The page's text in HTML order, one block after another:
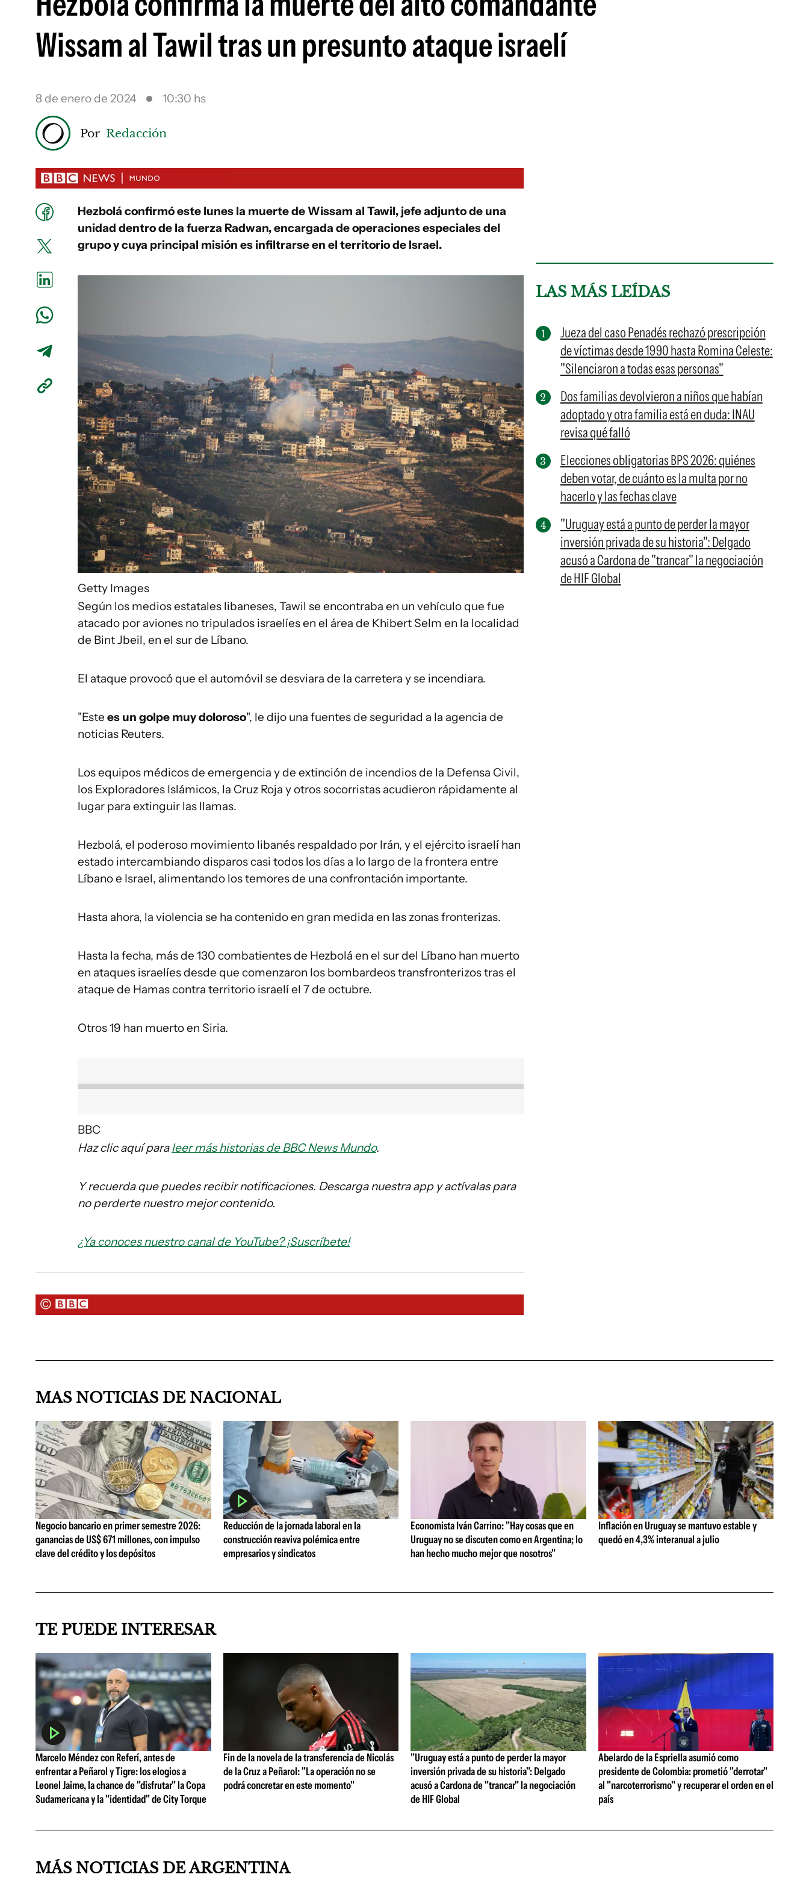
Wissam al Tawil tras un presunto ataque israelí
8 de enero de 2024 10:30 hs
Por Redacción
Hezbolá confirmó este lunes la muerte de Wissam al Tawil, jefe adjunto de una
unidad dentro de la fuerza Radwan, encargada de operaciones especiales del
grupo y cuya principal misión es infiltrarse en el territorio de Israel.
Getty Images
Según los medios estatales libaneses, Tawil se encontraba en un vehículo que fue
atacado por aviones no tripulados israelíes en el área de Khibert Selm en la localidad
de Bint Jbeil, en el sur de Líbano.
El ataque provocó que el automóvil se desviara de la carretera y se incendiara.
"Este es un golpe muy doloroso", le dijo una fuentes de seguridad a la agencia de
noticias Reuters.
Los equipos médicos de emergencia y de extinción de incendios de la Defensa Civil,
los Exploradores Islámicos, la Cruz Roja y otros socorristas acudieron rápidamente al
lugar para extinguir las llamas.
Hezbolá, el poderoso movimiento libanés respaldado por Irán, y el ejército israelí han
estado intercambiando disparos casi todos los días a lo largo de la frontera entre
Líbano e Israel, alimentando los temores de una confrontación importante.
Hasta ahora, la violencia se ha contenido en gran medida en las zonas fronterizas.
Hasta la fecha, más de 130 combatientes de Hezbolá en el sur del Líbano han muerto
en ataques israelíes desde que comenzaron los bombardeos transfronterizos tras el
ataque de Hamas contra territorio israelí el 7 de octubre.
Otros 19 han muerto en Siria.
BBC
Haz clic aquí paraleer más historias de BBC News Mundo.
Y recuerda que puedes recibir notificaciones. Descarga nuestra app y actívalas para
no perderte nuestro mejor contenido.
¿Ya conoces nuestro canal de YouTube? ¡Suscríbete!
LAS MÁS LEÍDAS
Jueza del caso Penadés rechazó prescripción
de víctimas desde 1990 hasta Romina Celeste:
"Silenciaron a todas esas personas"
Dos familias devolvieron a niños que habían
adoptado y otra familia está en duda: INAU
revisa qué falló
Elecciones obligatorias BPS 2026: quiénes
deben votar, de cuánto es la multa por no
hacerlo y las fechas clave
"Uruguay está a punto de perder la mayor
inversión privada de su historia": Delgado
acusó a Cardona de "trancar" la negociación
de HIF Global
MAS NOTICIAS DE NACIONAL
Negocio bancario en primer semestre 2026:
ganancias de US$ 671 millones, con impulso
clave del crédito y los depósitos
Reducción de la jornada laboral en la
construcción reaviva polémica entre
empresarios y sindicatos
Economista Iván Carrino: "Hay cosas que en
Uruguay no se discuten como en Argentina; lo
han hecho mucho mejor que nosotros"
Inflación en Uruguay se mantuvo estable y
quedó en 4,3% interanual a julio
TE PUEDE INTERESAR
Marcelo Méndez con Referí, antes de
enfrentar a Peñarol y Tigre: los elogios a
Leonel Jaime, la chance de "disfrutar" la Copa
Sudamericana y la "identidad" de City Torque
Fin de la novela de la transferencia de Nicolás
de la Cruz a Peñarol: "La operación no se
podrá concretar en este momento"
"Uruguay está a punto de perder la mayor
inversión privada de su historia": Delgado
acusó a Cardona de "trancar" la negociación
de HIF Global
Abelardo de la Espriella asumió como
presidente de Colombia: prometió "derrotar"
al "narcoterrorismo" y recuperar el orden en el
país
MÁS NOTICIAS DE ARGENTINA